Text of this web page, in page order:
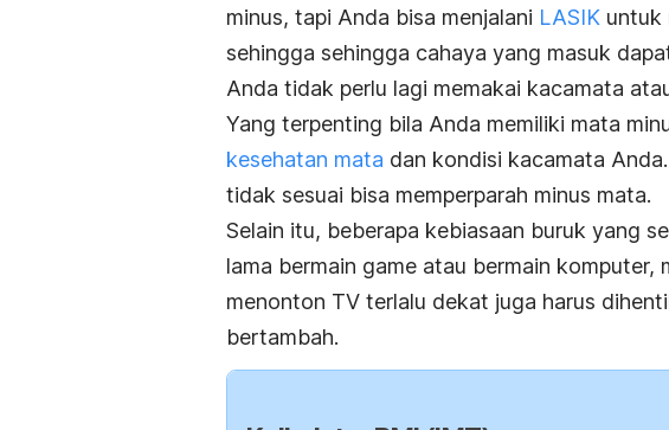
minus, tapi Anda bisa menjalani LASIK untuk
sehingga sehingga cahaya yang masuk
Anda tidak perlu lagi memakai kacamata
Yang terpenting bila Anda memiliki mata
kesehatan mata dan kondisi kacamata
tidak sesuai bisa memperparah minus mata.
Selain itu, beberapa kebiasaan buruk yang
lama bermain game atau bermain komputer,
menonton TV terlalu dekat juga harus
bertambah.